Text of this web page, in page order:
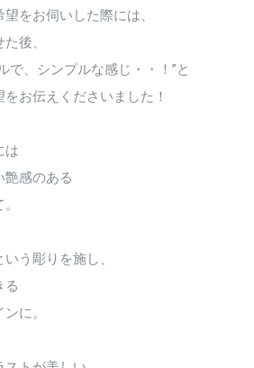
をお伺いした際には、
後、
で、シンプルな感じ・・！”と
お伝えくださいました！
は
艶感のある
う彫りを施し、
る
に。